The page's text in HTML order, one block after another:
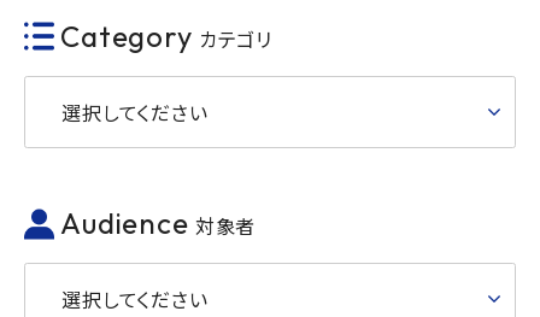
Category カテゴリ
選択してください
Audience 対象者
選択してください